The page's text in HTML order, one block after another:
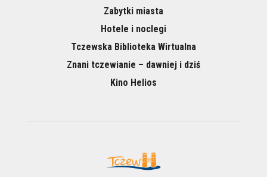
Zabytki miasta
Hotele i noclegi
Tczewska Biblioteka Wirtualna
Znani tczewianie – dawniej i dziś
Kino Helios